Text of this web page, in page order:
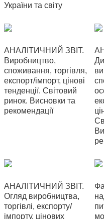
України та світу
АНАЛІТИЧНИЙ ЗВІТ.
Виробництво,
споживання, торгівля,
експорт/імпорт, цінові
тенденції. Світовий
ринок. Висновки та
рекомендації
АНАЛІТИЧНИЙ ЗВІТ.
Огляд виробництва,
торгівлі, експорту/
імпорту, цінових